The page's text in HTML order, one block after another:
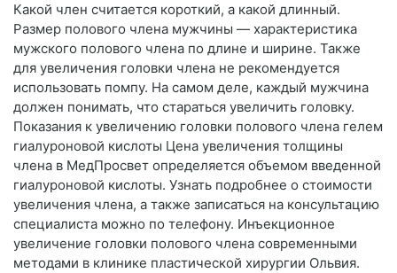
Какой член считается короткий, а какой длинный.
Размер полового члена мужчины — характеристика
мужского полового члена по длине и ширине. Также
для увеличения головки члена не рекомендуется
использовать помпу. На самом деле, каждый мужчина
должен понимать, что стараться увеличить головку.
Показания к увеличению головки полового члена гелем
гиалуроновой кислоты Цена увеличения толщины
члена в МедПросвет определяется объемом введенной
гиалуроновой кислоты. Узнать подробнее о стоимости
увеличения члена, а также записаться на консультацию
специалиста можно по телефону. Инъекционное
увеличение головки полового члена современными
методами в клинике пластической хирургии Ольвия.